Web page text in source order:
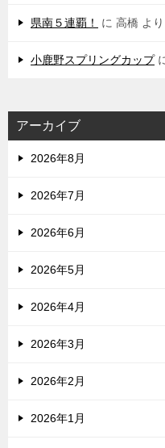
県南５連覇！ に 高橋 より
小鹿野スプリングカップ
アーカイブ
2026年8月
2026年7月
2026年6月
2026年5月
2026年4月
2026年3月
2026年2月
2026年1月